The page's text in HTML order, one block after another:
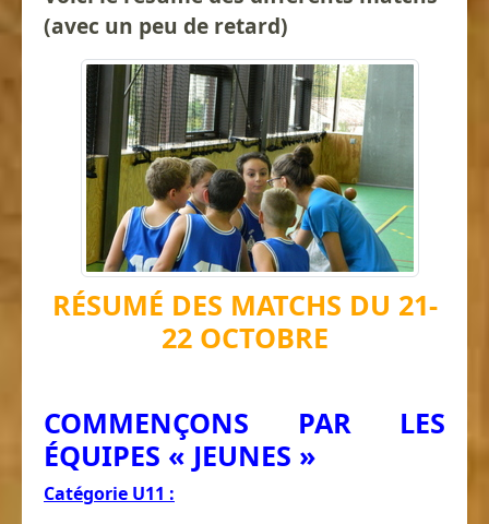
(avec un peu de retard)
RÉSUMÉ DES MATCHS DU 21-
22 OCTOBRE
COMMENÇONS PAR LES
ÉQUIPES « JEUNES »
Catégorie U11 :